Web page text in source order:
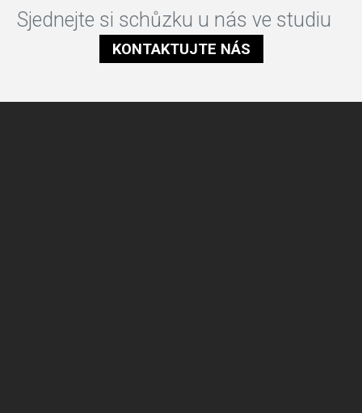
Sjednejte si schůzku u nás ve studiu
KONTAKTUJTE NÁS